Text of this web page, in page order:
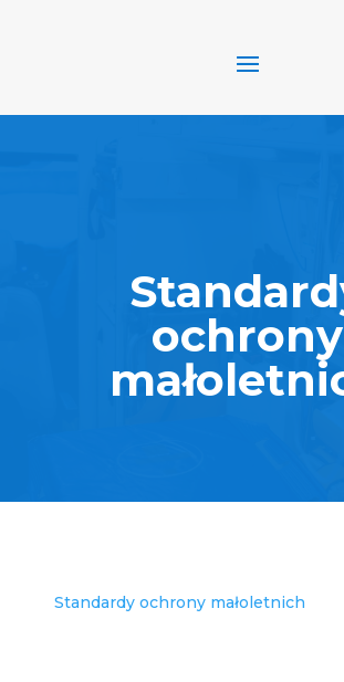
ochrony
Standardy ochrony małoletnich